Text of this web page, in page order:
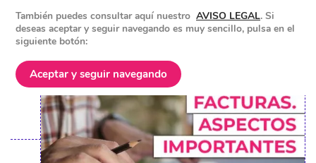
POSTED ON28 NOVIEMBRE 2022 BYEQUIPO DE CLOUD GESTION
También puedes consultar aquí nuestro AVISO LEGAL. Si
deseas aceptar y seguir navegando es muy sencillo, pulsa en el
siguiente botón:
Aceptar y seguir navegando